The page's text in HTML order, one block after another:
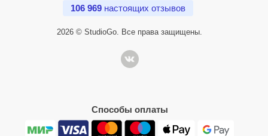
106 969 настоящих отзывов
2026 © StudioGo. Все права защищены.
Способы оплаты